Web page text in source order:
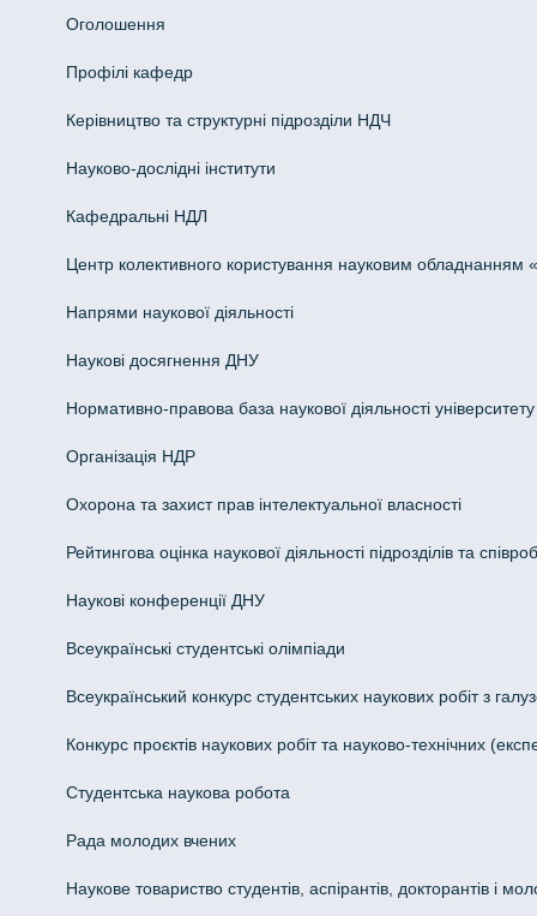
Оголошення
Профілі кафедр
Керівництво та структурні підрозділи НДЧ
Науково-дослідні інститути
Кафедральні НДЛ
Центр колективного користування науковим обладнанням
Напрями наукової діяльності
Наукові досягнення ДНУ
Нормативно-правова база наукової діяльності університету
Організація НДР
Охорона та захист прав інтелектуальної власності
Рейтингова оцінка наукової діяльності підрозділів та
Наукові конференції ДНУ
Всеукраїнські студентські олімпіади
Всеукраїнський конкурс студентських наукових робіт з
Конкурс проєктів наукових робіт та науково-технічних
Студентська наукова робота
Рада молодих вчених
Наукове товариство студентів, аспірантів, докторантів і